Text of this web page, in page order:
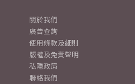
關於我們
廣告查詢
使用條款及細則
版權及免責聲明
私隱政策
聯絡我們